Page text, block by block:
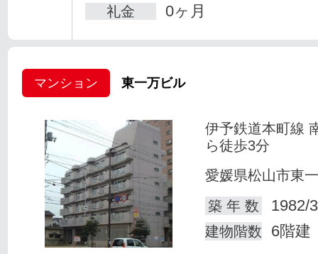
礼金 0ヶ月
マンション 東一万ビル
伊予鉄道本町線
ら徒歩3分
愛媛県松山市東
築 年 数
1982/
建物階数 6階建